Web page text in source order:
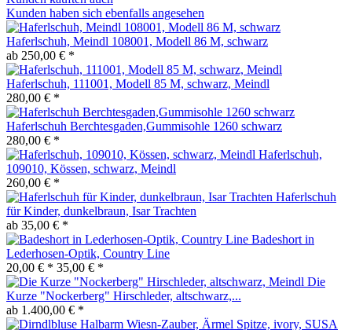
Kunden haben sich ebenfalls angesehen
Haferlschuh, Meindl 108001, Modell 86 M, schwarz
ab 250,00 € *
Haferlschuh, 111001, Modell 85 M, schwarz, Meindl
280,00 € *
Haferlschuh Berchtesgaden,Gummisohle 1260 schwarz
280,00 € *
Haferlschuh,
109010, Kössen, schwarz, Meindl
260,00 € *
Haferlschuh
für Kinder, dunkelbraun, Isar Trachten
ab 35,00 € *
Badeshort in
Lederhosen-Optik, Country Line
20,00 € * 35,00 € *
Die
Kurze "Nockerberg" Hirschleder, altschwarz,...
ab 1.400,00 € *